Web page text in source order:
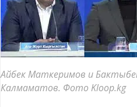
Айбек Маткеримов и
Калмаматов. Фото Kloop.kg